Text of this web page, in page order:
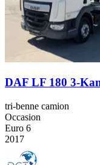
DAF LF 180 3-
tri-benne camion
Occasion
Euro 6
2017